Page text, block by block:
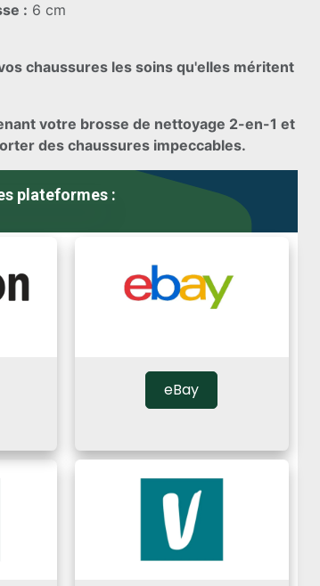
: 6 cm
chaussures les soins qu'elles méritent
votre brosse de nettoyage 2-en-1 et
des chaussures impeccables.
plateformes :
eBay